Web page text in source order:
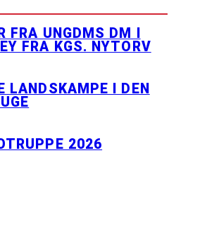
FRA UNGDMS DM I
FRA KGS. NYTORV
LANDSKAMPE I DEN
2026